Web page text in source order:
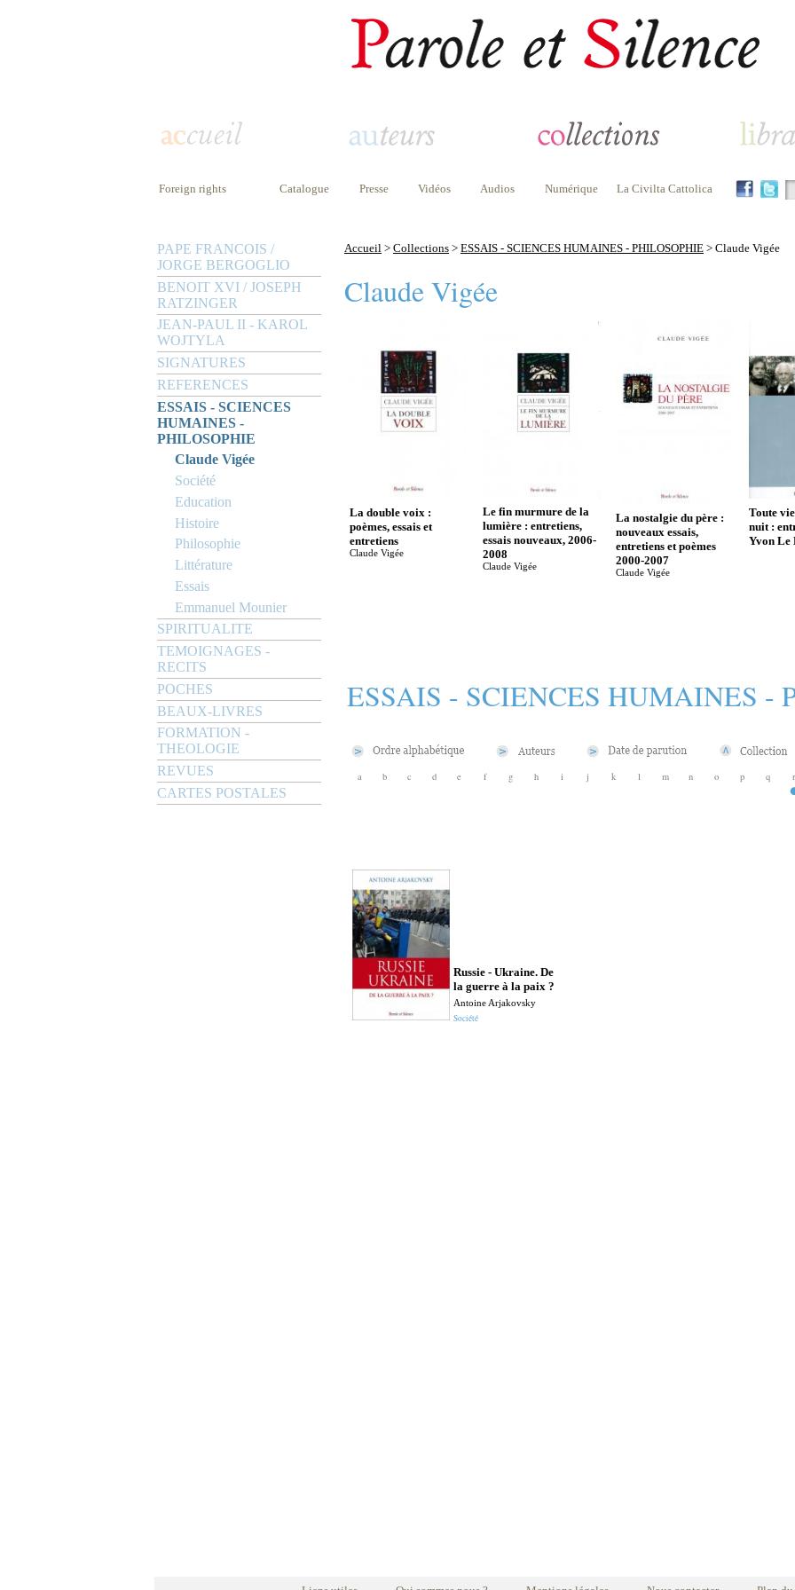
Foreign rights Catalogue Presse Vidéos Audios Numérique La Civilta Cattolica
PAPE FRANCOIS /
JORGE BERGOGLIO
BENOIT XVI / JOSEPH
RATZINGER
JEAN-PAUL II - KAROL
WOJTYLA
SIGNATURES
REFERENCES
ESSAIS - SCIENCES
HUMAINES -
PHILOSOPHIE
Claude Vigée
Société
Education
Histoire
Philosophie
Littérature
Essais
Emmanuel Mounier
SPIRITUALITE
TEMOIGNAGES -
RECITS
POCHES
BEAUX-LIVRES
FORMATION -
THEOLOGIE
REVUES
CARTES POSTALES
Accueil > Collections > ESSAIS - SCIENCES HUMAINES - PHILOSOPHIE > Claude Vigée
Claude Vigée
La double voix :
poèmes, essais et
entretiens
Claude Vigée
Le fin murmure de la
lumière : entretiens,
essais nouveaux, 2006-
2008
Claude Vigée
La nostalgie du père :
nouveaux essais,
entretiens et poèmes
2000-2007
Claude Vigée
Toute
nuit :
Yvon Le
ESSAIS - SCIENCES HUMAINES -
a b c d e f g h i j k l m n o p q r
Russie - Ukraine. De
la guerre à la paix ?
Antoine Arjakovsky
Société